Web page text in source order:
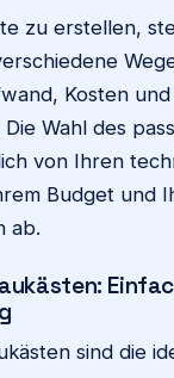
zu erstellen,
Kosten
Wahl des
von Ihren
Budget und
ab.
sind die